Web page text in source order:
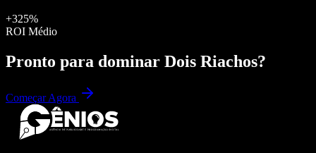
+325%
ROI Médio
Pronto para dominar Dois Riachos?
Começar Agora